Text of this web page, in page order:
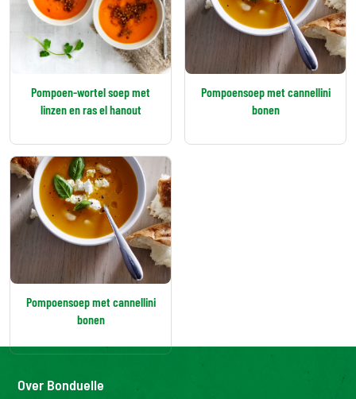
Pompoen-wortel soep met
linzen en ras el hanout
Pompoensoep met cannellini
bonen
Pompoensoep met cannellini
bonen
Over Bonduelle